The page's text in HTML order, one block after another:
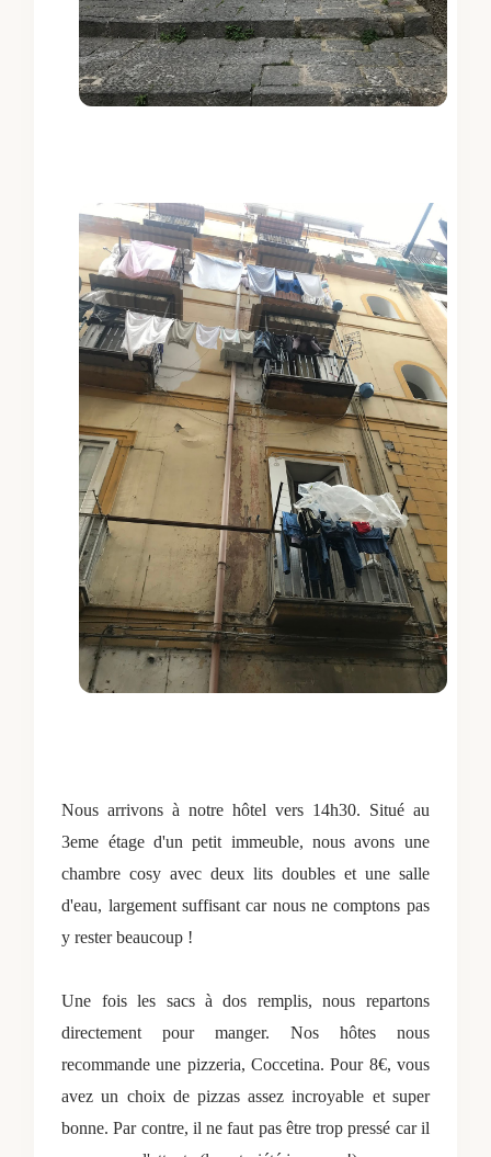
Nous arrivons à notre hôtel vers 14h30. Situé au
3eme étage d'un petit immeuble, nous avons une
chambre cosy avec deux lits doubles et une salle
d'eau, largement suffisant car nous ne comptons pas
y rester beaucoup !
Une fois les sacs à dos remplis, nous repartons
directement pour manger. Nos hôtes nous
recommande une pizzeria, Coccetina. Pour 8€, vous
avez un choix de pizzas assez incroyable et super
bonne. Par contre, il ne faut pas être trop pressé car il